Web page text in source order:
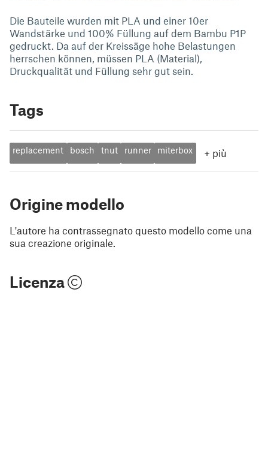
Die Bauteile wurden mit PLA und einer 10er
Wandstärke und 100% Füllung auf dem Bambu P1P
gedruckt. Da auf der Kreissäge hohe Belastungen
herrschen können, müssen PLA (Material),
Druckqualität und Füllung sehr gut sein.
Tags
replacement bosch tnut runner miterbox + più
Origine modello
L'autore ha contrassegnato questo modello come una
sua creazione originale.
Licenza